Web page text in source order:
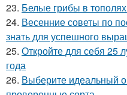
23. Белые грибы в
24. Весенние советы по
знать для успешного
25. Откройте для себя 25
года
26. Выберите идеальный